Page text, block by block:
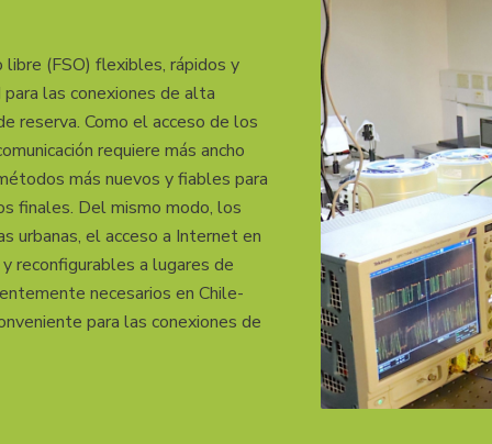
Investigación
Óptica,
libre (FSO) flexibles, rápidos y
las conexiones de alta
reserva. Como el acceso de los
requiere más ancho
más nuevos y fiables para
finales. Del mismo modo, los
urbanas, el acceso a Internet en
reconfigurables a lugares de
necesarios en Chile-
para las conexiones de